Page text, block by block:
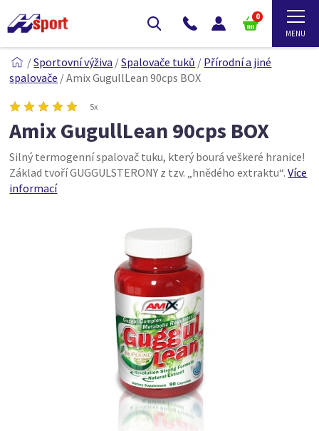
0
/Sportovní výživa /Spalovače tuků / Přírodní a jiné
spalovače /Amix GugullLean 90cps BOX
5x
Amix GugullLean 90cps BOX
Silný termogenní spalovač tuku, který bourá veškeré hranice!
Základ tvoří GUGGULSTERONY z tzv. „hnědého extraktu“.Více
informací